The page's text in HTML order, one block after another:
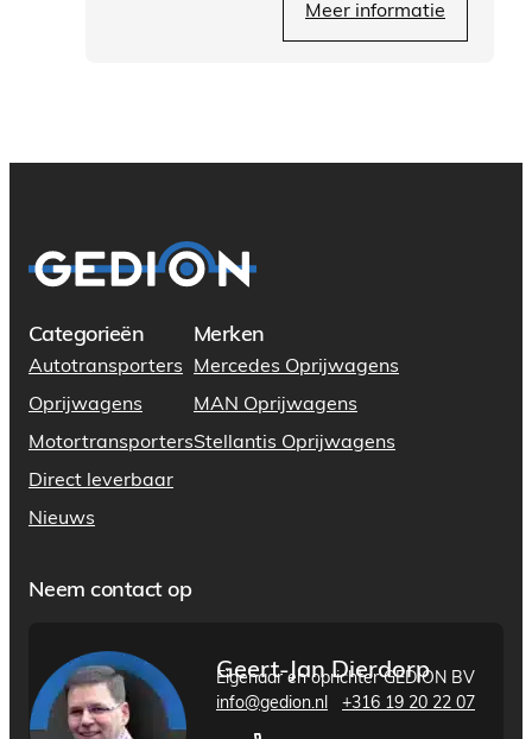
Meer informatie
Categorieën
Autotransporters
Oprijwagens
Motortransporters
Direct leverbaar
Nieuws
Merken
Mercedes Oprijwagens
MAN Oprijwagens
Stellantis Oprijwagens
Neem contact op
Geert-Jan Dierdorp
Eigenaar en oprichter GEDION BV
info@gedion.nl
+316 19 20 22 07